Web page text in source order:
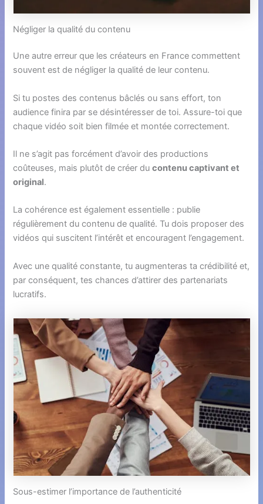
Négliger la qualité du contenu
Une autre erreur que les créateurs en France commettent
souvent est de négliger la qualité de leur contenu.
Si tu postes des contenus bâclés ou sans effort, ton
audience finira par se désintéresser de toi. Assure-toi que
chaque vidéo soit bien filmée et montée correctement.
Il ne s’agit pas forcément d’avoir des productions
coûteuses, mais plutôt de créer ducontenu captivant et
original.
La cohérence est également essentielle : publie
régulièrement du contenu de qualité. Tu dois proposer des
vidéos qui suscitent l’intérêt et encouragent l’engagement.
Avec une qualité constante, tu augmenteras ta crédibilité et,
par conséquent, tes chances d’attirer des partenariats
lucratifs.
Sous-estimer l’importance de l’authenticité